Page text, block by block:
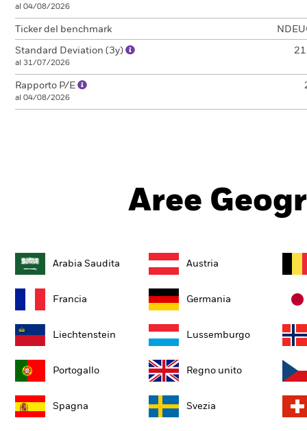
al 04/08/2026
Ticker del benchmark
Standard Deviation (3y)
al 31/07/2026
Rapporto P/E
al 04/08/2026
Aree
Arabia Saudita Austria
Francia Germania
Liechtenstein Lussemburgo
Portogallo Regno unito
Spagna Svezia